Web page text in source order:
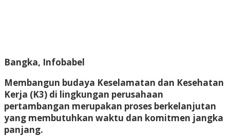
Bangka, Infobabel
Membangun budaya Keselamatan dan Kesehatan
Kerja (K3) di lingkungan perusahaan
pertambangan merupakan proses berkelanjutan
yang membutuhkan waktu dan komitmen jangka
panjang.